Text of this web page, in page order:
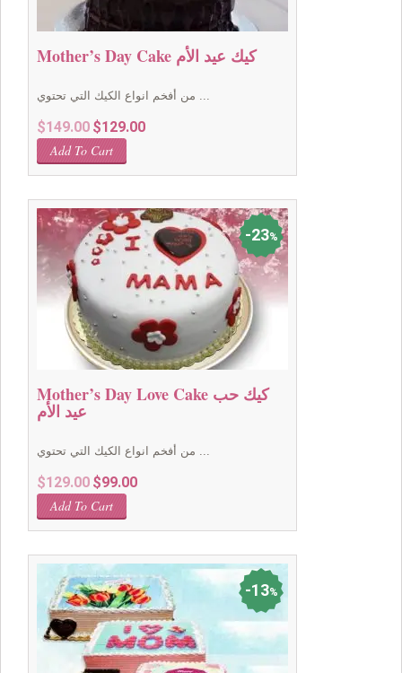
Mother’s Day Cake كيك عيد الأم
من أفخم انواع الكيك التي تحتوي ...
$149.00 Original
price
was:
$129.00Current
Add To Cart
23%
Mother’s Day Love Cake كيك حب
عيد الأم
من أفخم انواع الكيك التي تحتوي ...
$129.00 Original
price
was:
$99.00Current
Add To Cart
13%